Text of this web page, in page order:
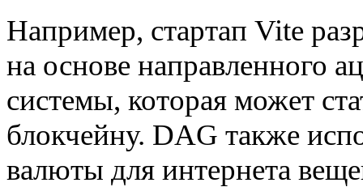
Например, стартап Vite
на основе направленного
системы, которая может
блокчейну. DAG также
валюты для интернета